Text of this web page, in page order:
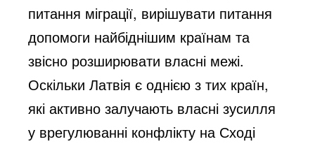
питання міграції, вирішувати питання
допомоги найбіднішим країнам та
звісно розширювати власні межі.
Оскільки Латвія є однією з тих країн,
які активно залучають власні зусилля
у врегулюванні конфлікту на Сході